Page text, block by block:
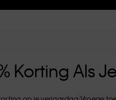
Korting Als